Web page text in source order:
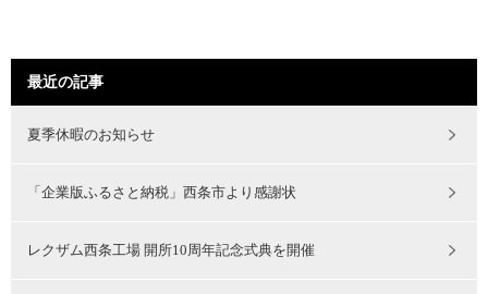
最近の記事
夏季休暇のお知らせ
「企業版ふるさと納税」西条市より感謝状
レクザム西条工場 開所10周年記念式典を開催